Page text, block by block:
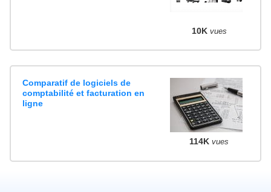
10K vues
Comparatif de logiciels de
comptabilité et facturation en
ligne
114K vues